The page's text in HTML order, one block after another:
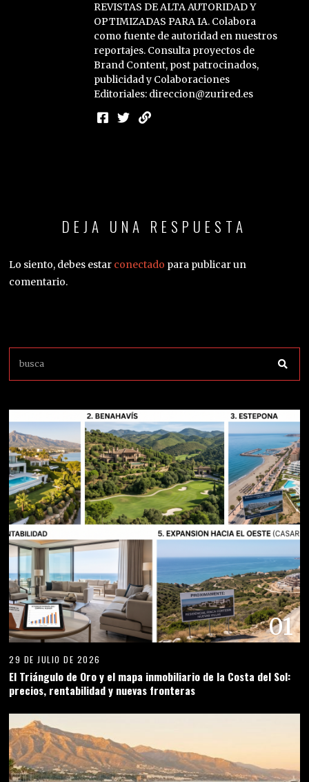
REVISTAS DE ALTA AUTORIDAD Y
OPTIMIZADAS PARA IA. Colabora
como fuente de autoridad en nuestros
reportajes. Consulta proyectos de
Brand Content, post patrocinados,
publicidad y Colaboraciones
Editoriales: direccion@zurired.es
DEJA UNA RESPUESTA
Lo siento, debes estar conectado para publicar un
comentario.
01
29 DE JULIO DE 2026
El Triángulo de Oro y el mapa inmobiliario de la Costa del Sol:
precios, rentabilidad y nuevas fronteras